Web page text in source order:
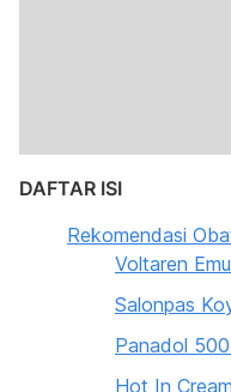
DAFTAR ISI
Rekomendasi
Voltaren
Salonpas
Panadol
Hot In